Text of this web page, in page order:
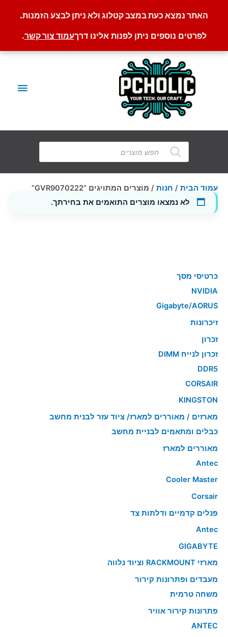
האתר נמצא כעת במצב קטלוג ולא ניתן לבצע הזמנות.
לפרטים נוספים ניתן לפנות אלינו דרךעמוד צור קשר.
דילוג
Products
search
כרטיסי מסך
NVIDIA
Gigabyte/AORUS
זיכרונות
זכרון
זכרון לנייח DIMM
DDR5
CORSAIR
KINGSTON
מארזים / מאוררים למארז/ ציוד עזר לבנית מחשב
כבלים ומתאמים לבניית מחשב
מאוררים למארז
Antec
Cooler Master
Corsair
פנלים קדמיים ודלתות צד
Antec
GIGABYTE
מארזי RACKMOUNT וציוד נלווה
מעבדים ופתרונות קירור
משחה טרמית
פתרונות קירור אוויר
ANTEC
עמוד הבית / חנות / מוצרים המתויגים “GVR9070222”
לא נמצאו מוצרים התואמים את בחירתך.